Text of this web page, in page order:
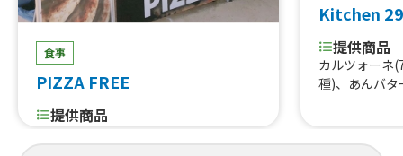
食事
PIZZA FREE
提供商品
Kitchen
提供商品
カルツォーネ
種)、あんバタ